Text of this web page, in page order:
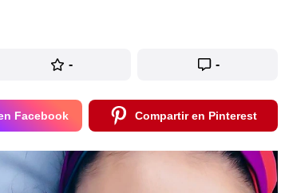
- -
Facebook Compartir en Pinterest